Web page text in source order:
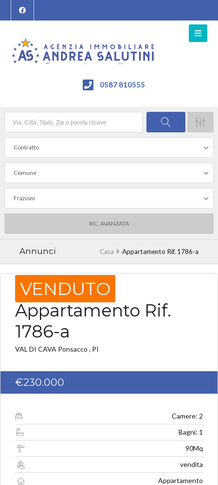
0587 810555
Contratto
Comune
Frazioni
RIC. AVANZATA
Annunci Casa Appartamento Rif. 1786-a
VENDUTO
Appartamento Rif.
1786-a
VAL DI CAVA Ponsacco , PI
€230.000
Camere: 2
Bagni: 1
90Mq
vendita
Appartamento